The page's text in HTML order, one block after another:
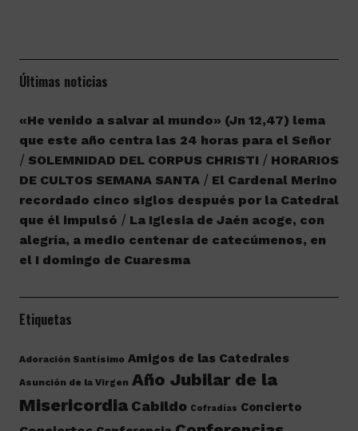
Últimas noticias
«He venido a salvar al mundo» (Jn 12,47) lema
que este año centra las 24 horas para el Señor
SOLEMNIDAD DEL CORPUS CHRISTI
HORARIOS
DE CULTOS SEMANA SANTA
El Cardenal Merino
recordado cinco siglos después por la Catedral
que él impulsó
La Iglesia de Jaén acoge, con
alegría, a medio centenar de catecúmenos, en
el I domingo de Cuaresma
Etiquetas
Adoración Santísimo Amigos de las Catedrales
Asunción de la Virgen Año Jubilar de la
Misericordia Cabildo Cofradías Concierto